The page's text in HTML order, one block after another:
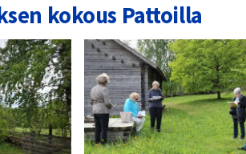
kokous Pattoilla